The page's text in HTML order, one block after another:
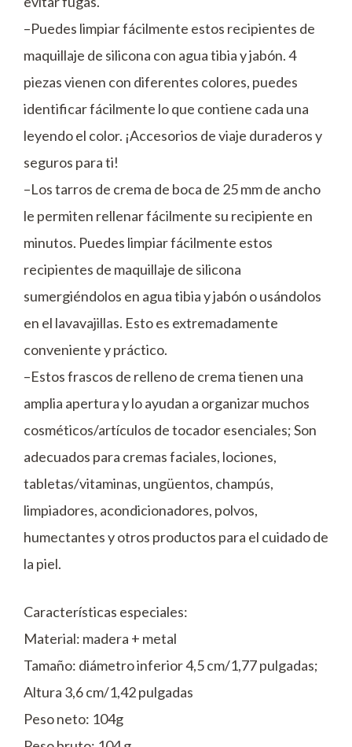
–Puedes limpiar fácilmente estos recipientes de
maquillaje de silicona con agua tibia y jabón. 4
piezas vienen con diferentes colores, puedes
identificar fácilmente lo que contiene cada una
leyendo el color. ¡Accesorios de viaje duraderos y
seguros para ti!
–Los tarros de crema de boca de 25 mm de ancho
le permiten rellenar fácilmente su recipiente en
minutos. Puedes limpiar fácilmente estos
recipientes de maquillaje de silicona
sumergiéndolos en agua tibia y jabón o usándolos
en el lavavajillas. Esto es extremadamente
conveniente y práctico.
–Estos frascos de relleno de crema tienen una
amplia apertura y lo ayudan a organizar muchos
cosméticos/artículos de tocador esenciales; Son
adecuados para cremas faciales, lociones,
tabletas/vitaminas, ungüentos, champús,
limpiadores, acondicionadores, polvos,
humectantes y otros productos para el cuidado de
la piel.
Características especiales:
Material: madera + metal
Tamaño: diámetro inferior 4,5 cm/1,77 pulgadas;
Altura 3,6 cm/1,42 pulgadas
Peso neto: 104g